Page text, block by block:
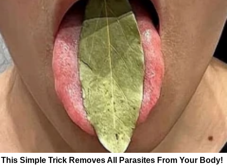
This Simple Trick Removes All Parasites From Your Body!